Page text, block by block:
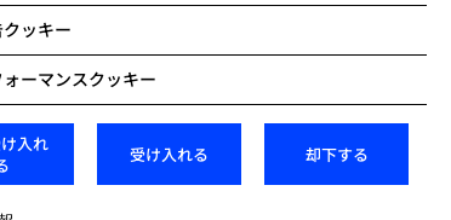
制方針について
Business Park,
クッキー
ォーマンスクッキー
入れ
受け入れる 却下する